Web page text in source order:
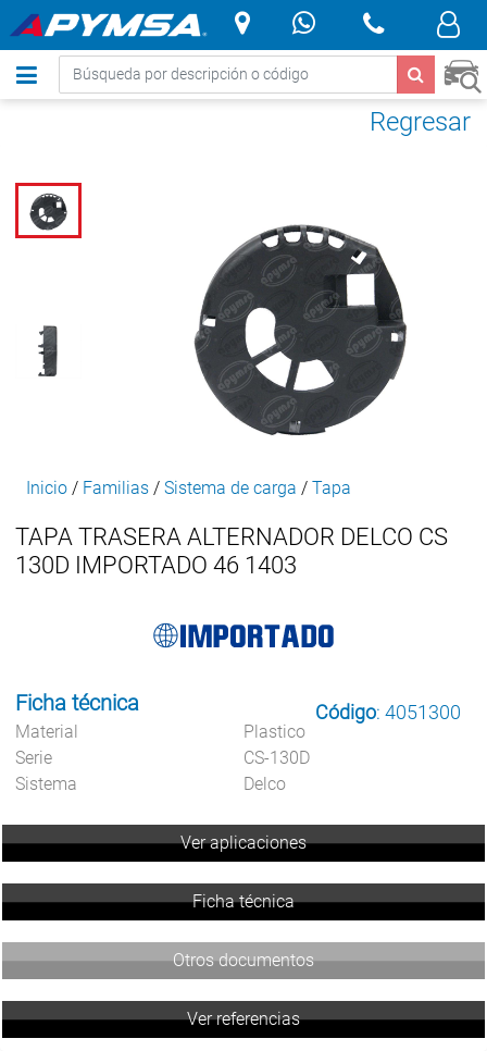
.
Regresar
Inicio / Familias / Sistema de carga / Tapa
TAPA TRASERA ALTERNADOR DELCO CS
130D IMPORTADO 46 1403
Código: 4051300
Ficha técnica
Material
Plastico
Serie
CS-130D
Sistema
Delco
Ver aplicaciones
Ficha técnica
Otros documentos
Ver referencias